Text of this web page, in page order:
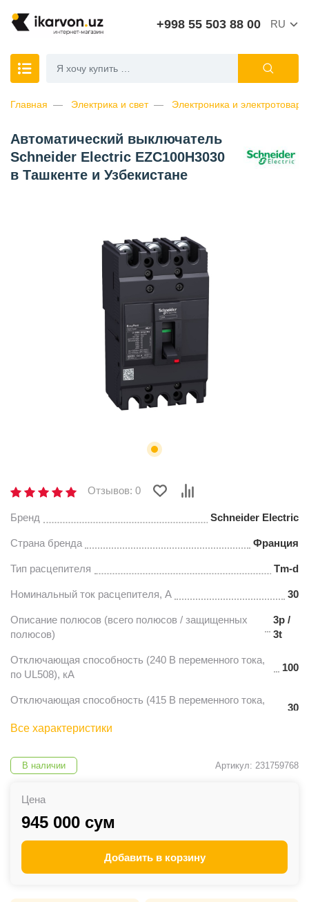
+998 55 503 88 00 RU
Главная Электрика и свет Электроника и электротовары
Автоматический выключатель
Schneider Electric EZC100H3030
в Ташкенте и Узбекистане
Отзывов: 0
Бренд Schneider Electric
Страна бренда Франция
Тип расцепителя Tm-d
Номинальный ток расцепителя, А 30
Описание полюсов (всего полюсов / защищенных
полюсов)
3p /
3t
Отключающая способность (240 В переменного тока,
по UL508), кА
100
Отключающая способность (415 В переменного тока,
30
по UL508), кА
Все характеристики
В наличии Артикул: 231759768
Цена
945 000 сум
Добавить в корзину